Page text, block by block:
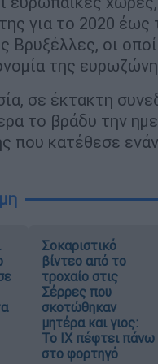
για το 2020 έως
Βρυξέλλες, οι
της
σε έκτακτη
το βράδυ την
που κατέθεσε
Σοκαριστικό
βίντεο από το
τροχαίο στις
Σέρρες που
σκοτώθηκαν
μητέρα και γιος:
Το ΙΧ πέφτει πάνω
στο φορτηγό